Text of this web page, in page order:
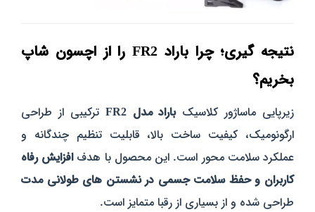
نتیجه‌ گیری؛ چرا باراد FR2 را از اچسون شاپ
بخریم؟
زیرپایی ماساژور کلاسیکباراد مدل FR2
ترکیبی از طراحی
ارگونومیک، کیفیت ساخت بالا، قابلیت تنظیم چندگانه و
عملکرد سلامت‌ محور است. این محصول با هدفافزایش رفاه
کاربران و حفظ سلامت جسمی در نشستن‌ های طولانی‌ مدت
طراحی شده و از بسیاری از رقبا متمایز است.